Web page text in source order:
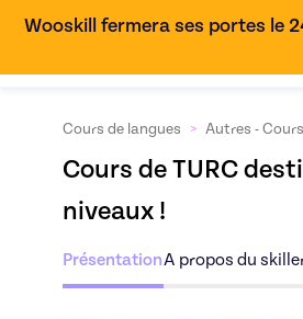
Wooskill fermera ses portes le
Cours de langues > Autres -
Cours de TURC
niveaux !
PrésentationA propos du